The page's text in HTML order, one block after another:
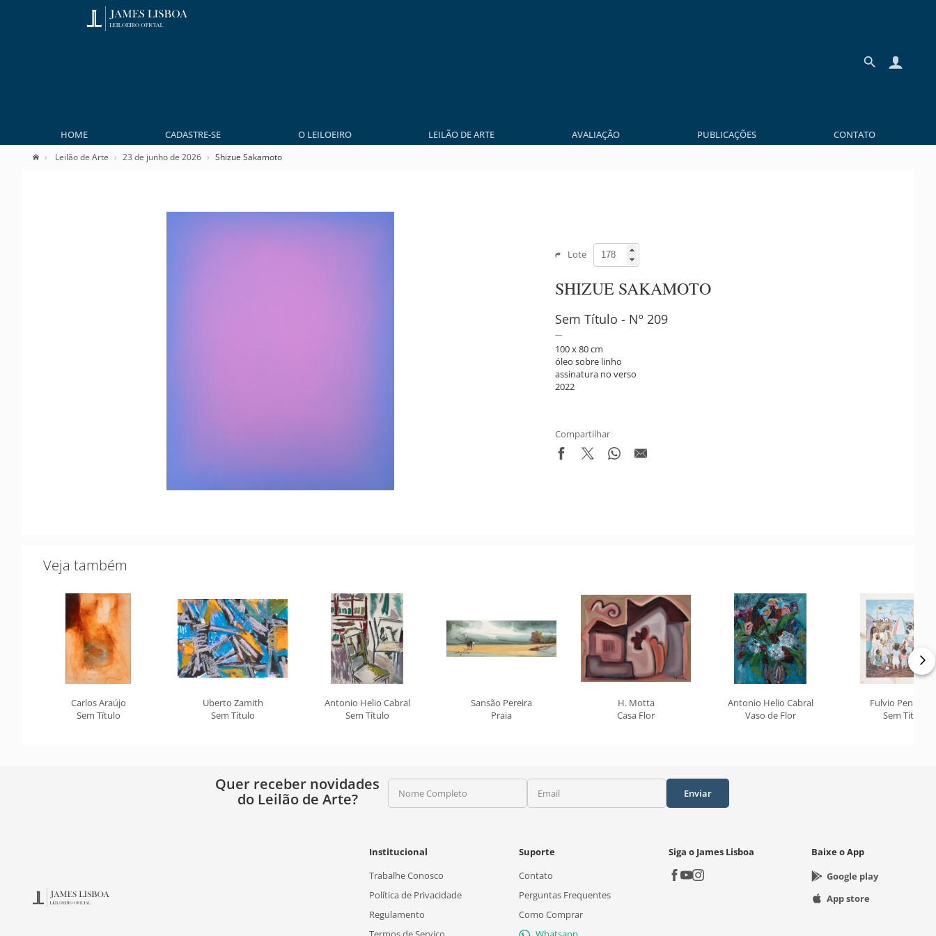
HOME CADASTRE-SE O LEILOEIRO LEILÃO DE ARTE AVALIAÇÃO PUBLICAÇÕES CONTATO
Leilão de Arte 23 de junho de 2026 Shizue Sakamoto
Lote
SHIZUE SAKAMOTO
Sem Título - Nº 209
100 x 80 cm
óleo sobre linho
assinatura no verso
2022
Compartilhar
Veja também
Carlos Araújo
Sem Título
Uberto Zamith
Sem Título
Antonio Helio Cabral
Sem Título
Sansão Pereira
Praia
H. Motta
Casa Flor
Antonio Helio Cabral
Vaso de Flor
Fulvio
Sem Título
Quer receber novidades
do Leilão de Arte?
Nome Completo Email Enviar
Institucional
Trabalhe Conosco
Política de Privacidade
Regulamento
Suporte
Contato
Perguntas Frequentes
Como Comprar
Siga o James Lisboa
Baixe o App
Google play
App store